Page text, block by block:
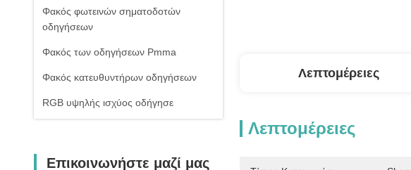
Φακός φωτεινών σηματοδοτών
οδηγήσεων
Φακός των οδηγήσεων Pmma
Φακός κατευθυντήρων οδηγήσεων
RGB υψηλής ισχύος οδήγησε
Επικοινωνήστε μαζί μας
Λεπτομέρειες
Λεπτομέρειες